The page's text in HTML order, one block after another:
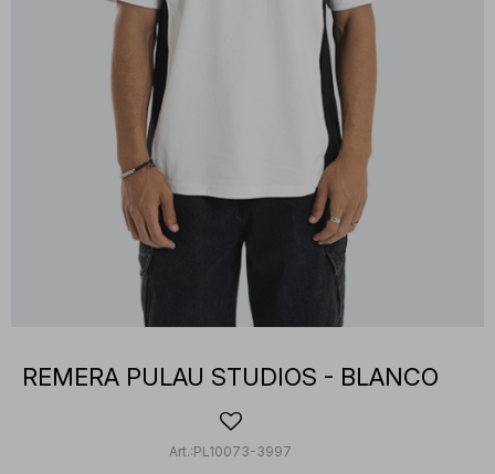
REMERA PULAU STUDIOS - BLANCO
PL10073-3997